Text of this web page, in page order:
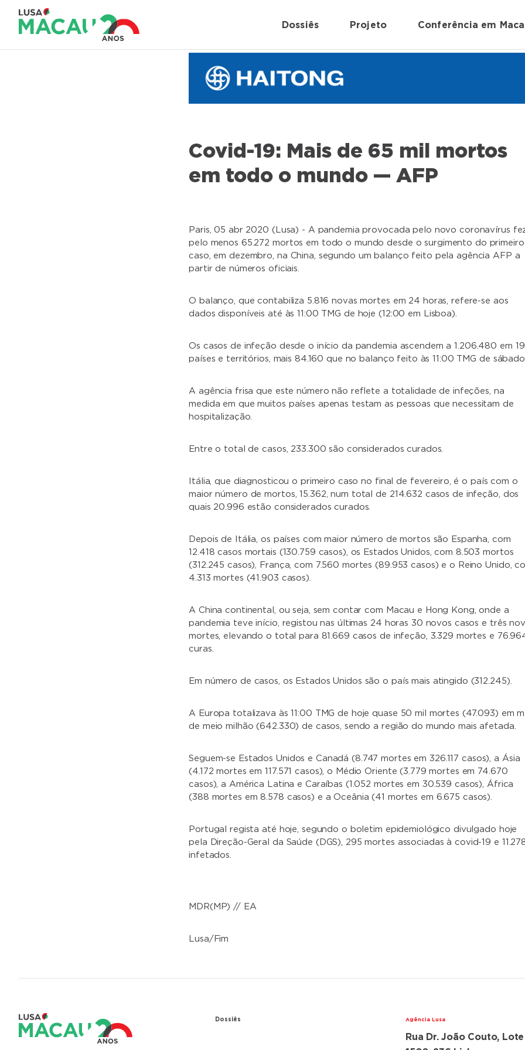
Dossiês Projeto Conferência em
Covid-19: Mais de 65 mil mortos
em todo o mundo — AFP
Paris, 05 abr 2020 (Lusa) - A pandemia provocada pelo novo coronavírus
pelo menos 65.272 mortos em todo o mundo desde o surgimento do primeiro
caso, em dezembro, na China, segundo um balanço feito pela agência AFP a
partir de números oficiais.
O balanço, que contabiliza 5.816 novas mortes em 24 horas, refere-se aos
dados disponíveis até às 11:00 TMG de hoje (12:00 em Lisboa).
Os casos de infeção desde o início da pandemia ascendem a 1.206.480 em
países e territórios, mais 84.160 que no balanço feito às 11:00 TMG de
A agência frisa que este número não reflete a totalidade de infeções, na
medida em que muitos países apenas testam as pessoas que necessitam de
hospitalização.
Entre o total de casos, 233.300 são considerados curados.
Itália, que diagnosticou o primeiro caso no final de fevereiro, é o país com o
maior número de mortos, 15.362, num total de 214.632 casos de infeção, dos
quais 20.996 estão considerados curados.
Depois de Itália, os países com maior número de mortos são Espanha, com
12.418 casos mortais (130.759 casos), os Estados Unidos, com 8.503 mortos
(312.245 casos), França, com 7.560 mortes (89.953 casos) e o Reino Unido,
4.313 mortes (41.903 casos).
A China continental, ou seja, sem contar com Macau e Hong Kong, onde a
pandemia teve início, registou nas últimas 24 horas 30 novos casos e três
mortes, elevando o total para 81.669 casos de infeção, 3.329 mortes e
curas.
Em número de casos, os Estados Unidos são o país mais atingido (312.245).
A Europa totalizava às 11:00 TMG de hoje quase 50 mil mortes (47.093) em
de meio milhão (642.330) de casos, sendo a região do mundo mais afetada.
Seguem-se Estados Unidos e Canadá (8.747 mortes em 326.117 casos), a Ásia
(4.172 mortes em 117.571 casos), o Médio Oriente (3.779 mortes em 74.670
casos), a América Latina e Caraíbas (1.052 mortes em 30.539 casos), África
(388 mortes em 8.578 casos) e a Oceânia (41 mortes em 6.675 casos).
Portugal regista até hoje, segundo o boletim epidemiológico divulgado hoje
pela Direção-Geral da Saúde (DGS), 295 mortes associadas à covid-19 e
infetados.
MDR(MP) // EA
Lusa/Fim
Dossiês Agência Lusa
Rua Dr. João Couto, Lote